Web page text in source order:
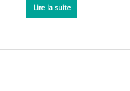
Lire la suite